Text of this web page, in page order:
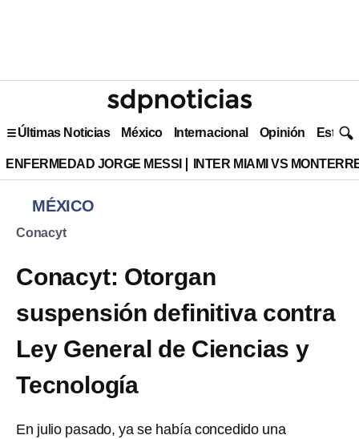
Últimas Noticias México Internacional Opinión Estilo
ENFERMEDAD JORGE MESSI INTER MIAMI VS
MÉXICO
Conacyt
Conacyt: Otorgan
suspensión definitiva contra
Ley General de Ciencias y
Tecnología
En julio pasado, ya se había concedido una